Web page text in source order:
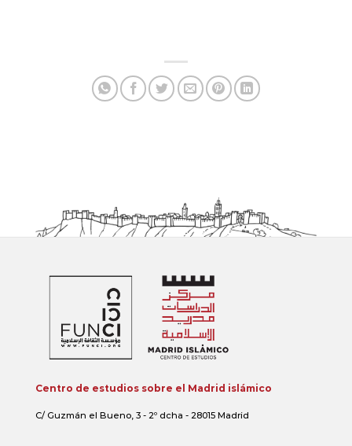
Centro de estudios sobre el Madrid islámico
C/ Guzmán el Bueno, 3 - 2º dcha - 28015 Madrid